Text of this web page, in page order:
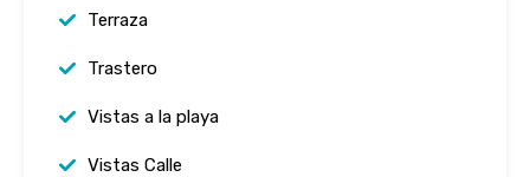
Terraza
Trastero
Vistas a la playa
Vistas Calle